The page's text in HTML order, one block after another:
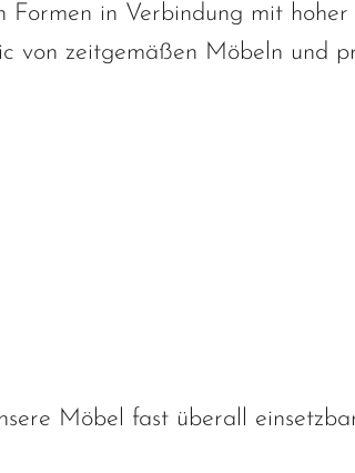
Formen in Verbindung mit
von zeitgemäßen Möbeln und
Möbel fast überall